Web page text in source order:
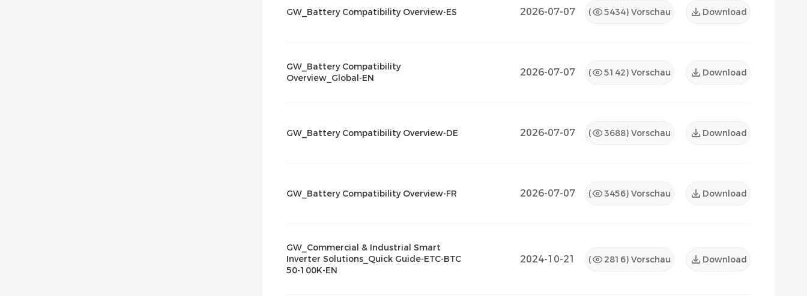
GW_Battery Compatibility Overview-ES 2026-07-07 ( 5434) Vorschau Download
GW_Battery Compatibility
Overview_Global-EN
2026-07-07 ( 5142) Vorschau Download
GW_Battery Compatibility Overview-DE 2026-07-07 ( 3688) Vorschau Download
GW_Battery Compatibility Overview-FR 2026-07-07 ( 3456) Vorschau Download
GW_Commercial & Industrial Smart
Inverter Solutions_Quick Guide-ETC-BTC
50-100K-EN
2024-10-21 ( 2816) Vorschau Download